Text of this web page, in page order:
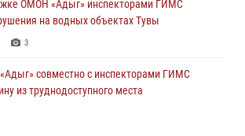
ОМОН «Адыг» инспекторами ГИМС
на водных объектах Тувы
3
совместно с инспекторами ГИМС
из труднодоступного места